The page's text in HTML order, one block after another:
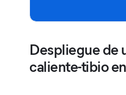
Despliegue de
caliente-tibio